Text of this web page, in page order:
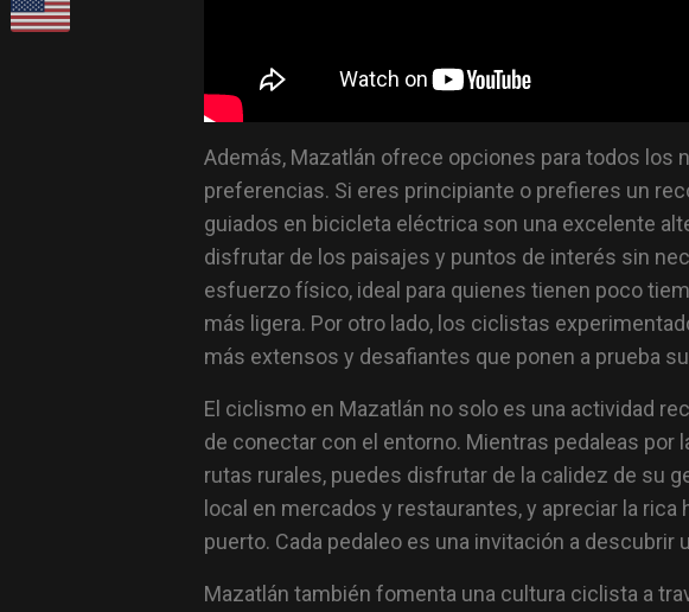
Además, Mazatlán ofrece opciones para todos los
preferencias. Si eres principiante o prefieres un
guiados en bicicleta eléctrica son una excelente
disfrutar de los paisajes y puntos de interés sin
esfuerzo físico, ideal para quienes tienen poco
más ligera. Por otro lado, los ciclistas
más extensos y desafiantes que ponen a prueba
El ciclismo en Mazatlán no solo es una actividad
de conectar con el entorno. Mientras pedaleas por
rutas rurales, puedes disfrutar de la calidez de su
local en mercados y restaurantes, y apreciar la rica
puerto. Cada pedaleo es una invitación a descubrir
Mazatlán también fomenta una cultura ciclista a